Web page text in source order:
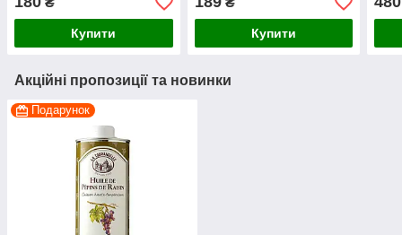
Купити Купити
Акційні пропозиції та новинки
Подарунок